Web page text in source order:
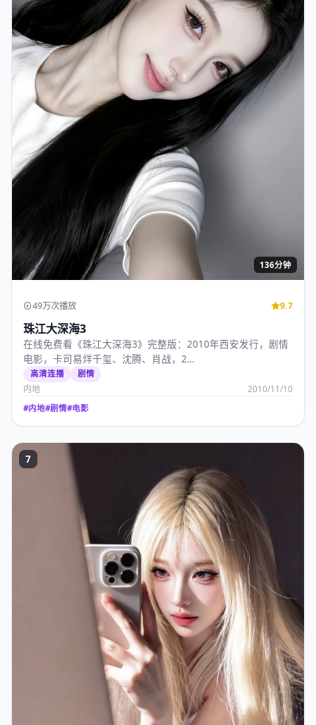
136分钟
49万次播放 9.7
珠江大深海3
在线免费看《珠江大深海3》完整版：2010年西安发行，剧情
电影，卡司易烊千玺、沈腾、肖战，2…
高清连播 剧情
内地 2010/11/10
#内地#剧情#电影
7